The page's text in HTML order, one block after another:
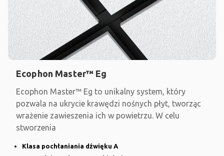
Ecophon Master™ Eg
Ecophon Master™ Eg to unikalny system, który
pozwala na ukrycie krawędzi nośnych płyt, tworząc
wrażenie zawieszenia ich w powietrzu. W celu
stworzenia
Klasa pochłaniania dźwięku A